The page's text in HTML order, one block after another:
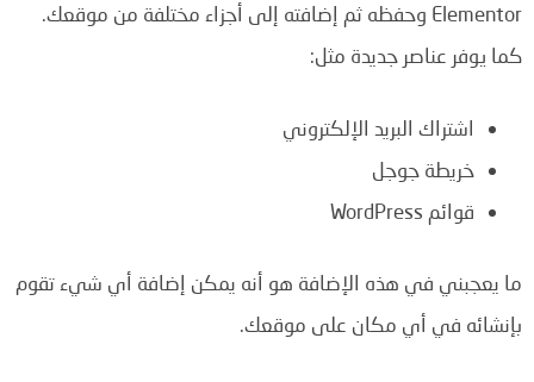
Elementor وحفظه ثم إضافته إلى أجزاء مختلفة من موقعك.
كما يوفر عناصر جديدة مثل:
اشتراك البريد الإلكتروني
خريطة جوجل
قوائم WordPress
ما يعجبني في هذه الإضافة هو أنه يمكن إضافة أي شيء تقوم
بإنشائه في أي مكان على موقعك.